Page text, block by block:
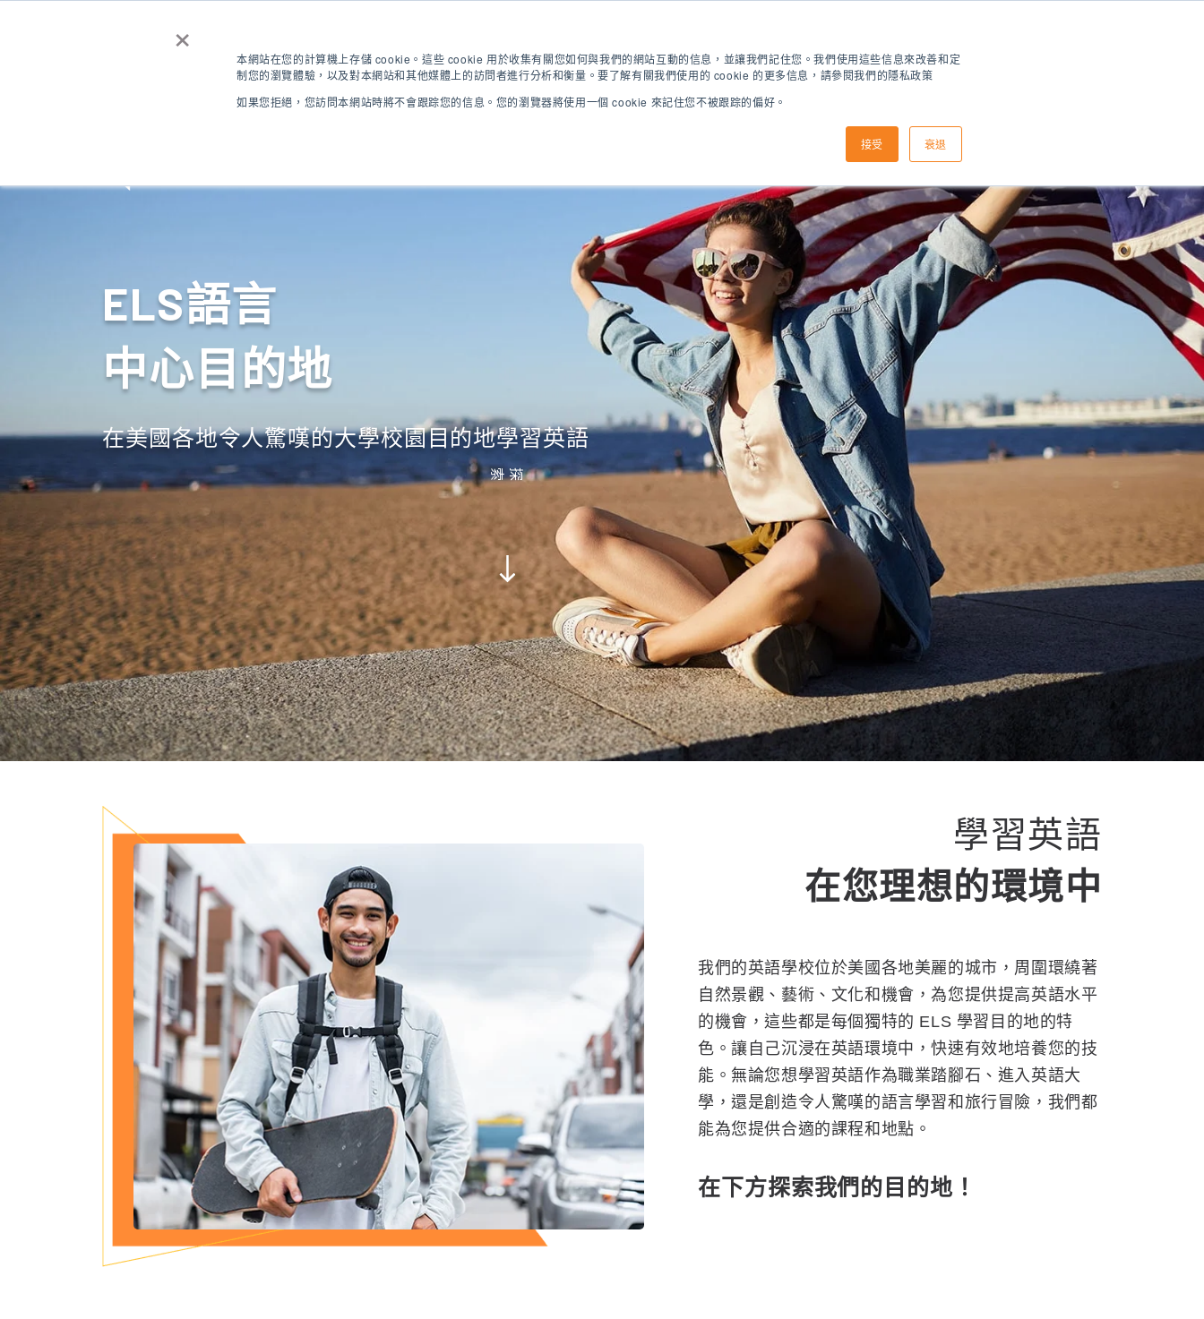
×
本網站在您的計算機上存儲 cookie。這些 cookie 用於收集有關您如何與我們的網站互動的信息，並讓我們記住您。我們使用這些信息來改善和定
制您的瀏覽體驗，以及對本網站和其他媒體上的訪問者進行分析和衡量。要了解有關我們使用的 cookie 的更多信息，請參閱我們的隱私政策
如果您拒絕，您訪問本網站時將不會跟踪您的信息。您的瀏覽器將使用一個 cookie 來記住您不被跟踪的偏好。
接受 衰退
ZH-TW
如何申請
ELS語言
中心目的地
在美國各地令人驚嘆的大學校園目的地學習英語
探索
學習英語
在您理想的環境中
我們的英語學校位於美國各地美麗的城市，周圍環繞著
自然景觀、藝術、文化和機會，為您提供提高英語水平
的機會，這些都是每個獨特的 ELS 學習目的地的特
色。讓自己沉浸在英語環境中，快速有效地培養您的技
能。無論您想學習英語作為職業踏腳石、進入英語大
學，還是創造令人驚嘆的語言學習和旅行冒險，我們都
能為您提供合適的課程和地點。
在下方探索我們的目的地！